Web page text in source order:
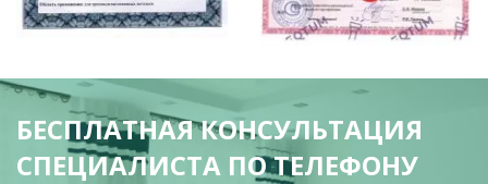
БЕСПЛАТНАЯ КОНСУЛЬТАЦИЯ
СПЕЦИАЛИСТА ПО ТЕЛЕФОНУ